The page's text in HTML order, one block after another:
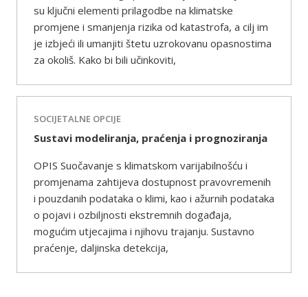
su ključni elementi prilagodbe na klimatske
promjene i smanjenja rizika od katastrofa, a cilj im
je izbjeći ili umanjiti štetu uzrokovanu opasnostima
za okoliš. Kako bi bili učinkoviti,
SOCIJETALNE OPCIJE
Sustavi modeliranja, praćenja i prognoziranja
OPIS Suočavanje s klimatskom varijabilnošću i
promjenama zahtijeva dostupnost pravovremenih
i pouzdanih podataka o klimi, kao i ažurnih podataka
o pojavi i ozbiljnosti ekstremnih događaja,
mogućim utjecajima i njihovu trajanju. Sustavno
praćenje, daljinska detekcija,